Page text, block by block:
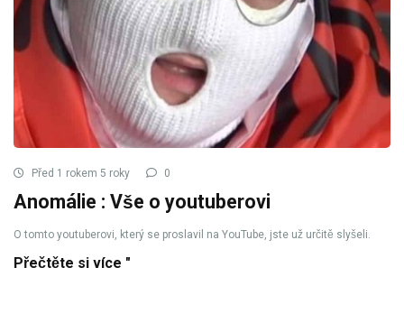
Před 1 rokem 5 roky 0
Anomálie : Vše o youtuberovi
O tomto youtuberovi, který se proslavil na YouTube, jste už určitě slyšeli.
Přečtěte si více "